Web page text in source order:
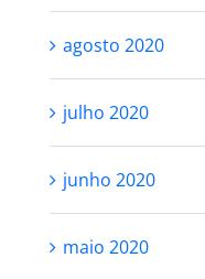
agosto 2020
julho 2020
junho 2020
maio 2020